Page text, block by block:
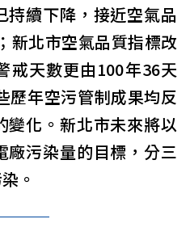
持續下降，接近空氣品
新北市空氣品質指標改
戒天數更由100年36天
歷年空污管制成果均反
變化。新北市未來將以
廠污染量的目標，分三
。